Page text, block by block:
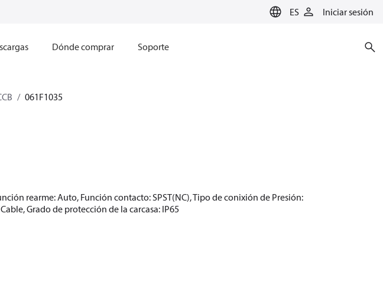
ES Iniciar sesión
Dónde comprar Soporte
061F1035
rearme: Auto, Función contacto: SPST(NC), Tipo de conixión de Presión:
Grado de protección de la carcasa: IP65